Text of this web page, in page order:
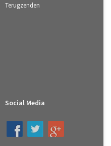
Terugzenden
Social Media